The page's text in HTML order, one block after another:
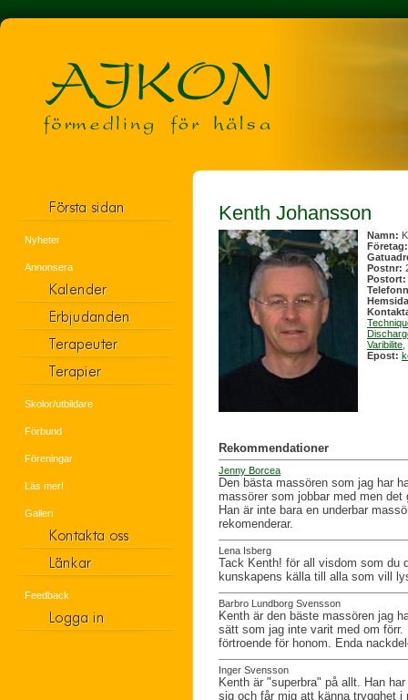
Nyheter
Annonsera
Skolor/utbildare
Förbund
Föreningar
Läs mer!
Galleri
Feedback
Kenth Johansson
Namn:
Postnr:
Postort:
Varibilite
Epost:
Rekommendationer
Jenny Borcea
Den bästa massören som jag har
massörer som jobbar med men
Han är inte bara en underbar
rekomenderar.
Lena Isberg
Tack Kenth! för all visdom som du
kunskapens källa till alla som vill
Barbro Lundborg Svensson
Kenth är den bäste massören jag
sätt som jag inte varit med om
förtroende för honom. Enda
Inger Svensson
Kenth är "superbra" på allt. Han
sig och får mig att känna trygghet i